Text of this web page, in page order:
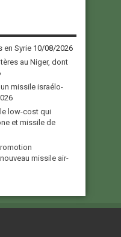
en Syrie 10/08/2026
au Niger, dont
missile israélo-
low-cost qui
et missile de
missile air-